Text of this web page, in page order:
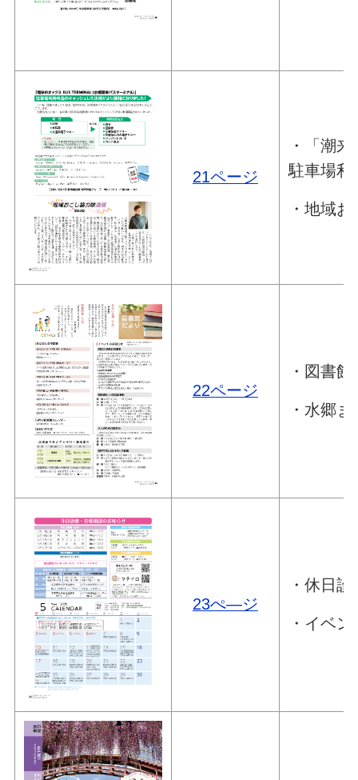
21ページ
・「潮
駐車場利
・地域
22ページ
・図書
・水郷
23ぺ―ジ
・休日
・イベ